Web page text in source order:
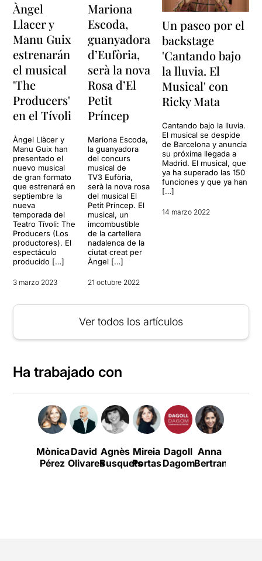
Àngel
Llacer y
Manu Guix
estrenarán
el musical
'The
Producers'
en el Tívoli
Àngel Llàcer y
Manu Guix han
presentado el
nuevo musical
de gran formato
que estrenará en
septiembre la
nueva
temporada del
Teatro Tívoli: The
Producers (Los
productores). El
espectáculo
producido […]
3 marzo 2023
Mariona
Escoda,
guanyadora
d’Eufòria,
serà la nova
Rosa d’El
Petit
Príncep
Mariona Escoda,
la guanyadora
del concurs
musical de
TV3 Eufòria,
serà la nova rosa
del musical El
Petit Príncep. El
musical, un
imcombustible
de la cartellera
nadalenca de la
ciutat creat per
Àngel […]
21 octubre 2022
Un paseo por el
backstage
'Cantando bajo
la lluvia. El
Musical' con
Ricky Mata
Cantando bajo la lluvia.
El musical se despide
de Barcelona y anuncia
su próxima llegada a
Madrid. El musical, que
ya ha superado las 150
funciones y que ya han
[…]
14 marzo 2022
Ver todos los artículos
Ha trabajado con
Mònica
Pérez
David
Olivares
Agnès
Busquets
Mireia
Portas
Dagoll
Dagom
Anna
Bertran